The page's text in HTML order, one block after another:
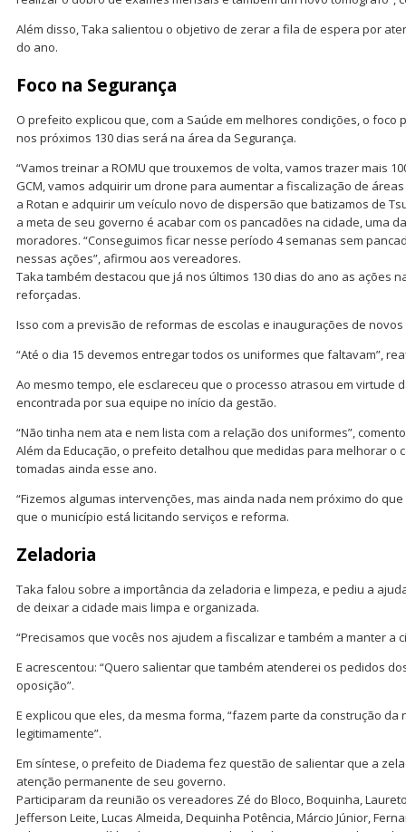
Além disso, Taka salientou o objetivo de zerar a fila de espera por
do ano.
Foco na Segurança
O prefeito explicou que, com a Saúde em melhores condições, o foco
nos próximos 130 dias será na área da Segurança.
“Vamos treinar a ROMU que trouxemos de volta, vamos trazer mais
GCM, vamos adquirir um drone para aumentar a fiscalização de
a Rotan e adquirir um veículo novo de dispersão que batizamos de
a meta de seu governo é acabar com os pancadões na cidade, uma
moradores. “Conseguimos ficar nesse período 4 semanas sem
nessas ações”, afirmou aos vereadores.
Taka também destacou que já nos últimos 130 dias do ano as ações
reforçadas.
Isso com a previsão de reformas de escolas e inaugurações de
“Até o dia 15 devemos entregar todos os uniformes que faltavam”,
Ao mesmo tempo, ele esclareceu que o processo atrasou em virtude
encontrada por sua equipe no início da gestão.
“Não tinha nem ata e nem lista com a relação dos uniformes”,
Além da Educação, o prefeito detalhou que medidas para melhorar o
tomadas ainda esse ano.
“Fizemos algumas intervenções, mas ainda nada nem próximo do
que o município está licitando serviços e reforma.
Zeladoria
Taka falou sobre a importância da zeladoria e limpeza, e pediu a
de deixar a cidade mais limpa e organizada.
“Precisamos que vocês nos ajudem a fiscalizar e também a manter a
E acrescentou: “Quero salientar que também atenderei os pedidos
oposição”.
E explicou que eles, da mesma forma, “fazem parte da construção
legitimamente”.
Em síntese, o prefeito de Diadema fez questão de salientar que a
atenção permanente de seu governo.
Participaram da reunião os vereadores Zé do Bloco, Boquinha,
Jefferson Leite, Lucas Almeida, Dequinha Potência, Márcio Júnior,